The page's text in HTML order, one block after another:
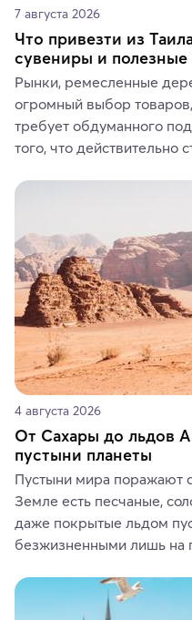
7 августа 2026
Что привезти из
сувениры и полезные
Рынки, ремесленные
огромный выбор
требует обдуманного
того, что действительно
средства, одежду,
где их купить.
4 августа 2026
От Сахары до льдов
пустыни планеты
Пустыни мира поражают
Земле есть песчаные,
даже покрытые льдом
безжизненными лишь на
животные и маршруты,
ярких впечатлений от